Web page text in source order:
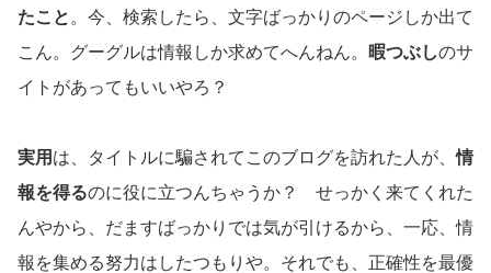
たこと 。今、検索したら、文字ばっかりのページしか出て
こん。グーグルは情報しか求めてへんねん。
暇つぶしのサ
イトがあってもいいやろ？
実用 は、タイトルに騙されてこのブログを訪れた人が、情
報を得るのに役に立つんちゃうか？ せっかく来てくれた
んやから、だますばっかりでは気が引けるから、一応、情
報を集める努力はしたつもりや。それでも、正確性を最優